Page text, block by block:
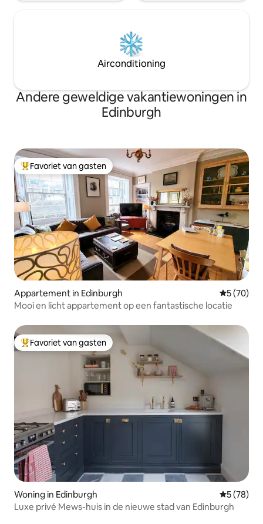
Airconditioning
Andere geweldige vakantiewoningen in
Edinburgh
Topfavoriet van gasten
Favoriet van gasten
Appartement in Edinburgh
5 (70)
Mooi en licht appartement op een fantastische locatie
Topfavoriet van gasten
Favoriet van gasten
Woning in Edinburgh
5 (78)
Luxe privé Mews-huis in de nieuwe stad van Edinburgh